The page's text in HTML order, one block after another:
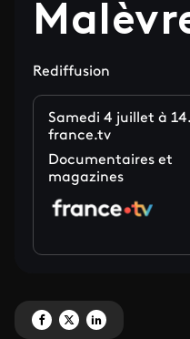
Rediffusion
Samedi 4 juillet à
france.tv
Documentaires et
magazines
Partagez 'Au bout de l'enquête
Partagez 'Au bout de
Partagez 'Au bout